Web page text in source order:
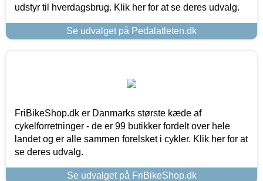
udstyr til hverdagsbrug. Klik her for at se deres udvalg.
Se udvalget på Pedalatleten.dk
FriBikeShop.dk er Danmarks største kæde af
cykelforretninger - de er 99 butikker fordelt over hele
landet og er alle sammen forelsket i cykler. Klik her for at
se deres udvalg.
Se udvalget på FriBikeShop.dk